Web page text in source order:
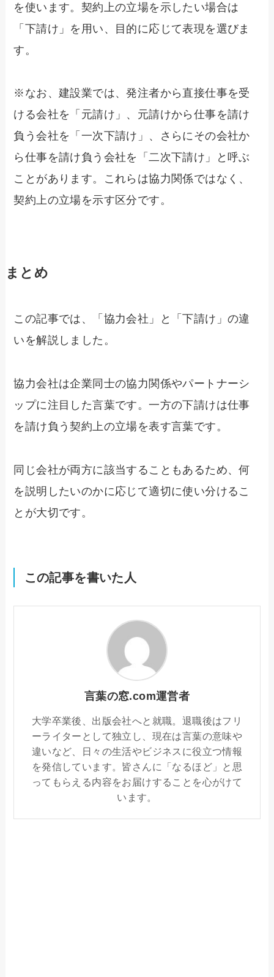
を使います。契約上の立場を示したい場合は
「下請け」を用い、目的に応じて表現を選びま
す。
※なお、建設業では、発注者から直接仕事を受
ける会社を「元請け」、元請けから仕事を請け
負う会社を「一次下請け」、さらにその会社か
ら仕事を請け負う会社を「二次下請け」と呼ぶ
ことがあります。これらは協力関係ではなく、
契約上の立場を示す区分です。
まとめ
この記事では、「協力会社」と「下請け」の違
いを解説しました。
協力会社は企業同士の協力関係やパートナーシ
ップに注目した言葉です。一方の下請けは仕事
を請け負う契約上の立場を表す言葉です。
同じ会社が両方に該当することもあるため、何
を説明したいのかに応じて適切に使い分けるこ
とが大切です。
この記事を書いた人
言葉の窓.com運営者
大学卒業後、出版会社へと就職。退職後はフリ
ーライターとして独立し、現在は言葉の意味や
違いなど、日々の生活やビジネスに役立つ情報
を発信しています。皆さんに「なるほど」と思
ってもらえる内容をお届けすることを心がけて
います。